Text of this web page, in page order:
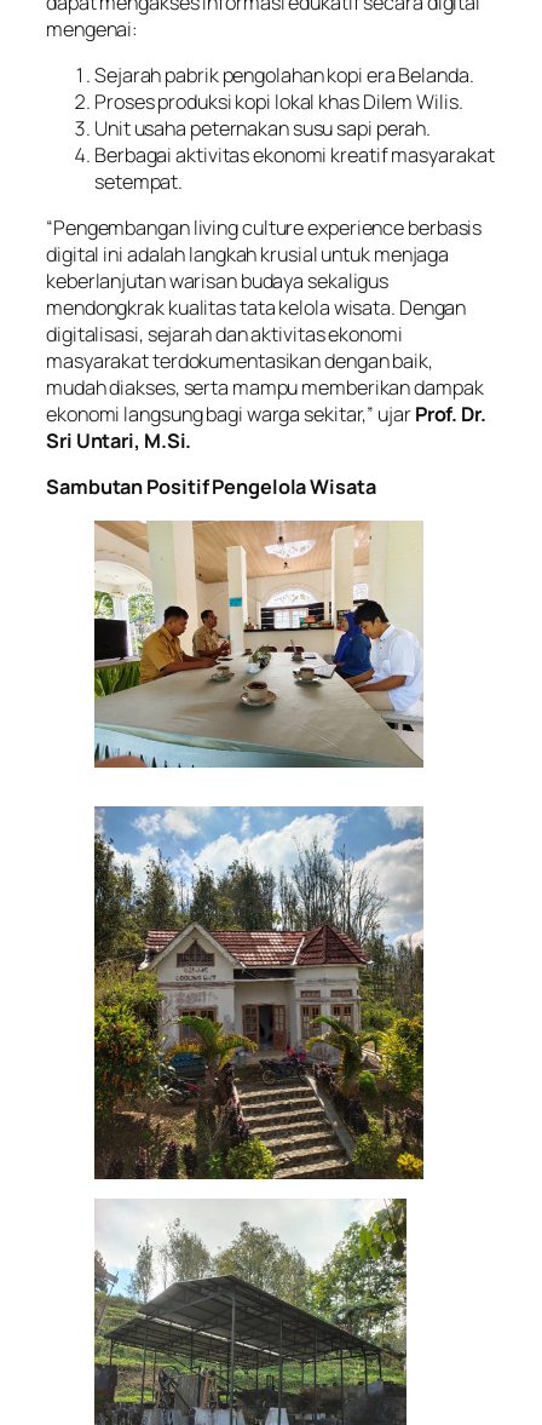
mengenai:
Sejarah pabrik pengolahan kopi era Belanda.
Proses produksi kopi lokal khas Dilem Wilis.
Unit usaha peternakan susu sapi perah.
Berbagai aktivitas ekonomi kreatif masyarakat
setempat.
“Pengembanganliving culture experienceberbasis
digital ini adalah langkah krusial untuk menjaga
keberlanjutan warisan budaya sekaligus
mendongkrak kualitas tata kelola wisata. Dengan
digitalisasi, sejarah dan aktivitas ekonomi
masyarakat terdokumentasikan dengan baik,
mudah diakses, serta mampu memberikan dampak
ekonomi langsung bagi warga sekitar,” ujarProf. Dr.
Sri Untari, M.Si.
Sambutan Positif Pengelola Wisata